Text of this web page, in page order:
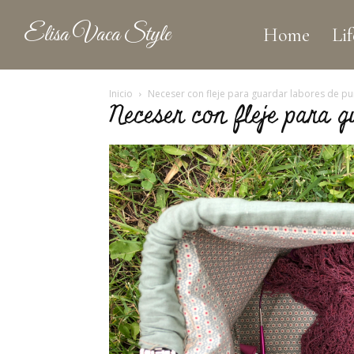
Elisa Vaca Style Home
Inicio Neceser con fleje para guardar labores de
Neceser con fleje para